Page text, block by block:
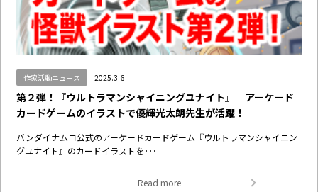
作家活動ニュース 2025.3.6
第２弾！『ウルトラマンシャイニングユナイト』 アーケード
カードゲームのイラストで優輝光太朗先生が活躍！
バンダイナムコ公式のアーケードカードゲーム『ウルトラマンシャイニン
グユナイト』のカードイラストを･･･
Read more